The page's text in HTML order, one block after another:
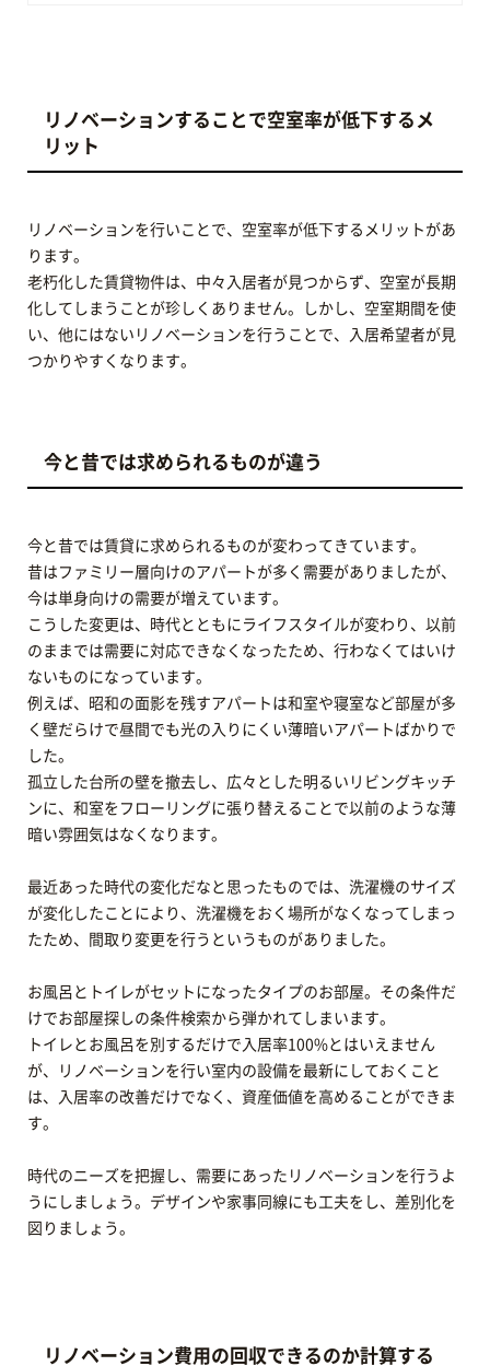
リノベーションすることで空室率が低下するメ
リット
リノベーションを行いことで、空室率が低下するメリットがあ
ります。
老朽化した賃貸物件は、中々入居者が見つからず、空室が長期
化してしまうことが珍しくありません。しかし、空室期間を使
い、他にはないリノベーションを行うことで、入居希望者が見
つかりやすくなります。
今と昔では求められるものが違う
今と昔では賃貸に求められるものが変わってきています。
昔はファミリー層向けのアパートが多く需要がありましたが、
今は単身向けの需要が増えています。
こうした変更は、時代とともにライフスタイルが変わり、以前
のままでは需要に対応できなくなったため、行わなくてはいけ
ないものになっています。
例えば、昭和の面影を残すアパートは和室や寝室など部屋が多
く壁だらけで昼間でも光の入りにくい薄暗いアパートばかりで
した。
孤立した台所の壁を撤去し、広々とした明るいリビングキッチ
ンに、和室をフローリングに張り替えることで以前のような薄
暗い雰囲気はなくなります。
最近あった時代の変化だなと思ったものでは、洗濯機のサイズ
が変化したことにより、洗濯機をおく場所がなくなってしまっ
たため、間取り変更を行うというものがありました。
お風呂とトイレがセットになったタイプのお部屋。その条件だ
けでお部屋探しの条件検索から弾かれてしまいます。
トイレとお風呂を別するだけで入居率100%とはいえません
が、リノベーションを行い室内の設備を最新にしておくこと
は、入居率の改善だけでなく、資産価値を高めることができま
す。
時代のニーズを把握し、需要にあったリノベーションを行うよ
うにしましょう。デザインや家事同線にも工夫をし、差別化を
図りましょう。
リノベーション費用の回収できるのか計算する